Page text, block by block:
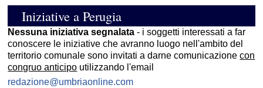
Iniziative a Perugia
Nessuna iniziativa segnalata - i soggetti interessati a far
conoscere le iniziative che avranno luogo nell'ambito del
territorio comunale sono invitati a darne comunicazionecon
congruo anticipo utilizzando l'email
redazione@umbriaonline.com